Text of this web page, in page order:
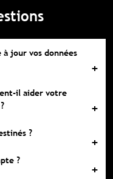
jour vos données
il aider votre
?
?
aux guides pratiques